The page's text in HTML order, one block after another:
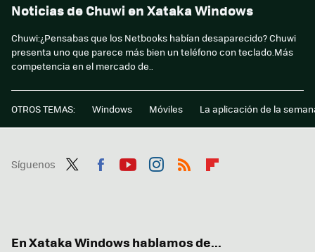
Noticias de Chuwi en Xataka Windows
Chuwi:¿Pensabas que los Netbooks habían desaparecido? Chuwi
presenta uno que parece más bien un teléfono con teclado.Más
competencia en el mercado de..
OTROS TEMAS: Windows Móviles La aplicación de la
Síguenos
En Xataka Windows hablamos de...